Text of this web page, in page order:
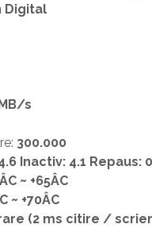
Digital
s
300.000
Inactiv: 4.1 Repaus:
~ +65ÂC
~ +70ÂC
(2 ms citire /